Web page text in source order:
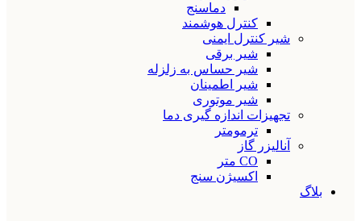
دماسنج
کنترل هوشمند
شیر کنترل ایمنی
شیر برقی
شیر حساس به زلزله
شیر اطمینان
شیر موتوری
تجهیزات اندازه گیری دما
ترمومتر
آنالیزر گاز
CO متر
اکسیژن سنج
بلاگ